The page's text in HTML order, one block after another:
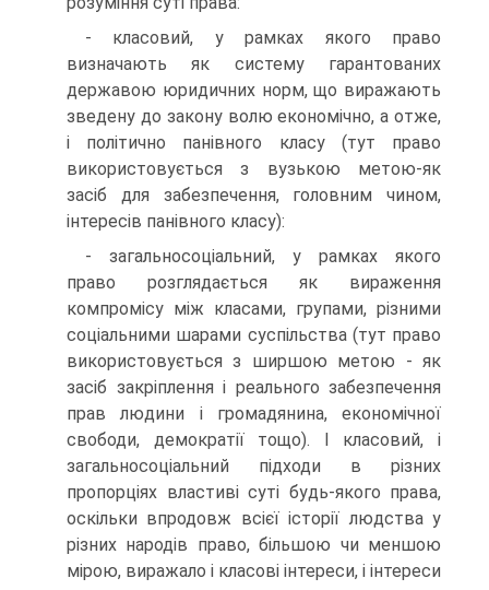
- класовий, у рамках якого право
визначають як систему гарантованих
державою юридичних норм, що виражають
зведену до закону волю економічно, а отже,
і політично панівного класу (тут право
використовується з вузькою метою-як
засіб для забезпечення, головним чином,
інтер­есів панівного класу):
- загальносоціальний, у рамках якого
право розглядається як вираження
компромісу між класами, групами, різними
соціальними шарами суспільства (тут право
використову­ється з ширшою метою - як
засіб закріплення і реального забезпечення
прав людини і громадянина, економічної
свободи, демократії тощо). І класовий, і
загальносоціаль­ний підходи в різних
пропорціях властиві суті будь-якого права,
оскільки впродовж всієї історії людства у
різних народів право, більшою чи меншою
мірою, виражало і класові інтереси, і інтереси